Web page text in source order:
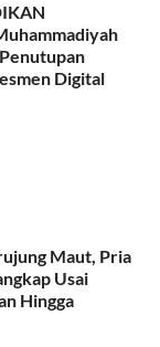
Digital
Maut, Pria
Usai
Hingga